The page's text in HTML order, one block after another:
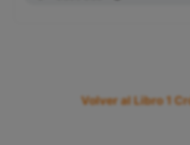
Volver al Libro 1